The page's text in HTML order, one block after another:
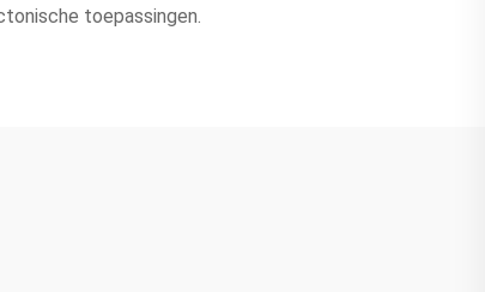
toepassingen.